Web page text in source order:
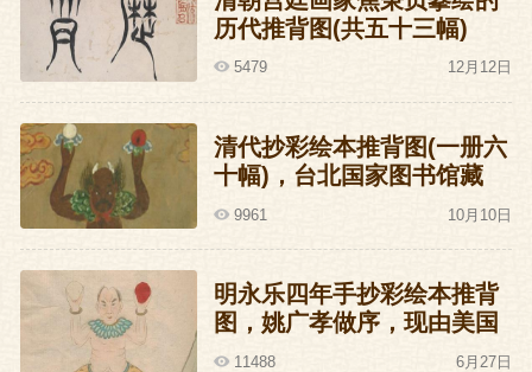
的。
但杨士奇这人也确实有点货在肚子里。曾
经有一次,宣宗一时兴起,就微服私访,一路上
访到了杨士奇的家里,杨士奇吓得连滚带爬
跑出来迎接,埋怨宣宗说:圣上真不应该如此
轻率。宣宗不服,过了段时间找杨土奇杠:微
服私访,体察民意,有什么不好的?
杨士奇回答说:皇上啊,天底下并非每个人都
历代推背图(共五十三幅)
5479 12月12日
清代抄彩绘本推背图(一册六
十幅)，台北国家图书馆藏
9961 10月10日
明永乐四年手抄彩绘本推背
图，姚广孝做序，现由美国
洛杉矶J.G.Stanoff收藏
11488 6月27日